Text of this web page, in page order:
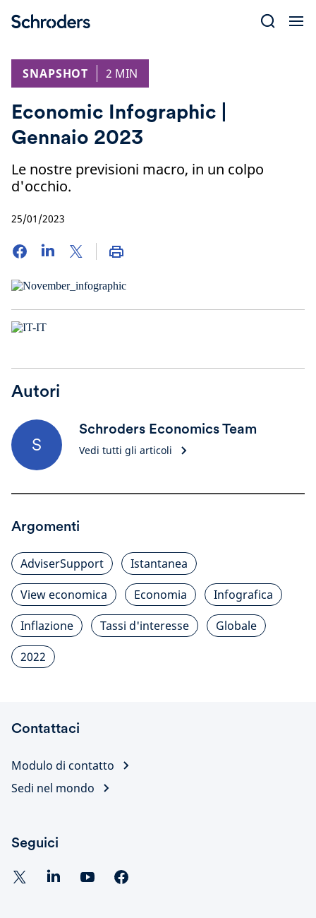
SNAPSHOT
2 MIN
Economic Infographic |
Gennaio 2023
Le nostre previsioni macro, in un colpo
d'occhio.
25/01/2023
Autori
S
Schroders Economics Team
Vedi tutti gli articoli
Argomenti
AdviserSupport
Istantanea
View economica
Economia
Infografica
Inflazione
Tassi d'interesse
Globale
2022
Contattaci
Modulo di contatto
Sedi nel mondo
Seguici